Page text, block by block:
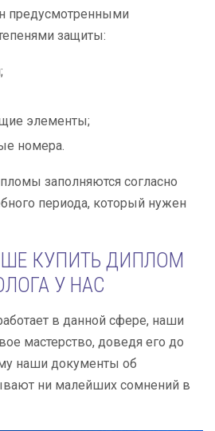
предусмотренными
защиты:
элементы;
номера.
заполняются согласно
периода, который нужен
КУПИТЬ ДИПЛОМ
У НАС
в данной сфере, наши
мастерство, доведя его до
наши документы об
ни малейших сомнений в